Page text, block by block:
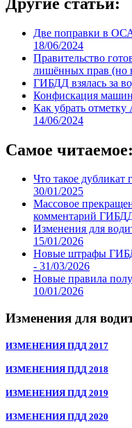
Две поправки в
18/06/2024
Правительство
лишённых прав (но
ГИБДД взялась за
Конфискация
Как убрать отметку
14/06/2024
Самое читаемое:
Что такое дубликат
30/01/2025
Массовое
комментарий
Изменения для
15/01/2026
Новые штрафы
- 31/03/2026
Новые правила
10/01/2026
Изменения для
ИЗМЕНЕНИЯ ПДД 2017
ИЗМЕНЕНИЯ ПДД 2018
ИЗМЕНЕНИЯ ПДД 2019
ИЗМЕНЕНИЯ ПДД 2020